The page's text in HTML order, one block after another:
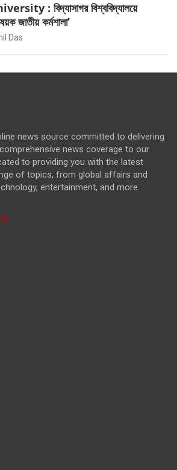
: বিদ্যাসাগর বিশ্ববিদ্যালয়ে
জাতীয় কর্মশালা’
Das
news source committed to delivering
news coverage to our
to providing you with the latest
of topics, from global affairs and
entertainment, and more.